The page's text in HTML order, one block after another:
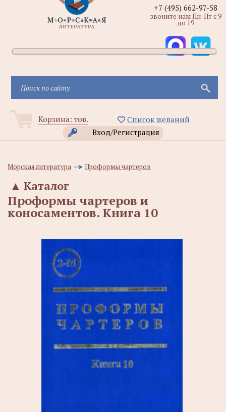
Корзина: тов.
Список желаний
Вход/Регистрация
+7 (495) 662-97-58
звоните нам Пн-Пт с 9
до 19
Морская литература Проформы чартеров
Каталог
▲
Проформы чартеров и
коносаментов. Книга 10